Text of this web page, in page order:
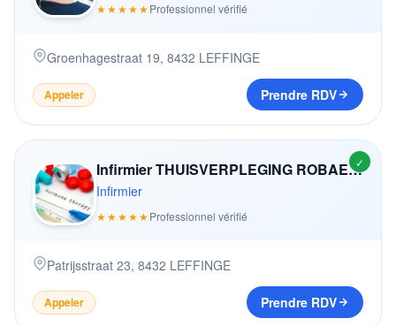
★★★★★Professionnel vérifié
Groenhagestraat 19, 8432 LEFFINGE
Appeler Prendre RDV
✓
Infirmier THUISVERPLEGING ROBAEYS
Infirmier
★★★★★Professionnel vérifié
Patrijsstraat 23, 8432 LEFFINGE
Appeler Prendre RDV